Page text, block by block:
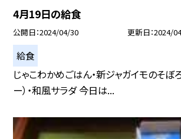
4月19日の給食
公開日 2024/04/30 更新日 2024/
給食
じゃこわかめごはん・新ジャガイモのそぼ
ー）・和風サラダ 今日は...